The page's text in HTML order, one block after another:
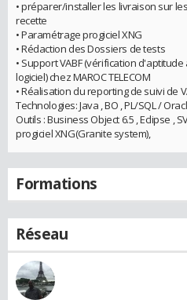
• préparer/installer les livraison sur
recette
• Paramétrage progiciel XNG
• Rédaction des Dossiers de tests
• Support VABF (vérification
logiciel) chez MAROC TELECOM
• Réalisation du reporting de suivi de
Technologies: Java , BO , PL/SQL /
Outils : Business Object 6.5 , Eclipse ,
progiciel XNG(Granite system),
Formations
Réseau